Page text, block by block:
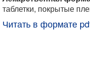
таблетки, покрытые
Читать в формате